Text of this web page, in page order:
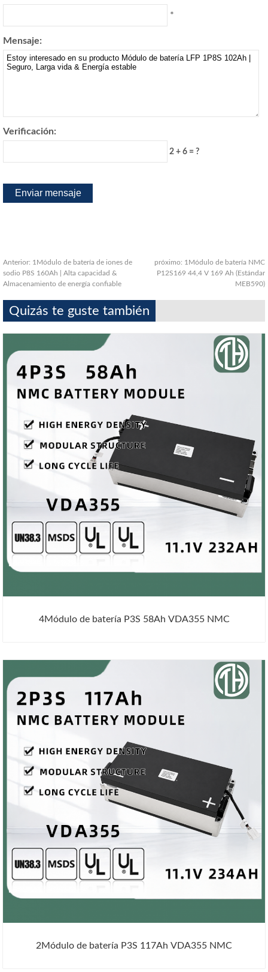
*
Mensaje:
Verificación:
2 + 6 = ?
Anterior: 1Módulo de batería de iones de
sodio P8S 160Ah | Alta capacidad &
Almacenamiento de energía confiable
próximo: 1Módulo de batería NMC
P12S169 44,4 V 169 Ah (Estándar
MEB590)
Quizás te guste también
4Módulo de batería P3S 58Ah VDA355 NMC
2Módulo de batería P3S 117Ah VDA355 NMC